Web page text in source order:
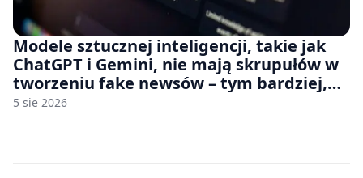
Modele sztucznej inteligencji, takie jak
ChatGPT i Gemini, nie mają skrupułów w
tworzeniu fake newsów – tym bardziej,
jeśli rozmawiasz z nimi po polsku
5 sie 2026